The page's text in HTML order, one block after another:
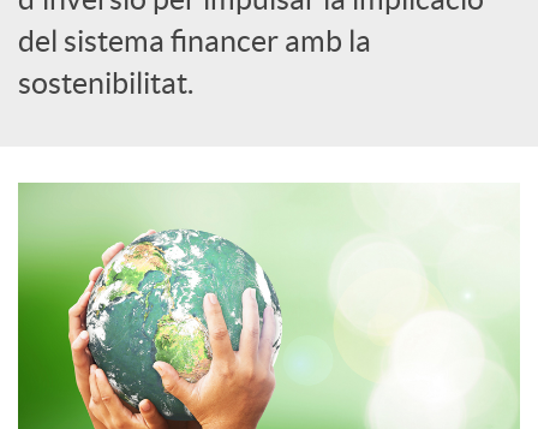
S
o
c
i
del sistema financer amb la
sostenibilitat.